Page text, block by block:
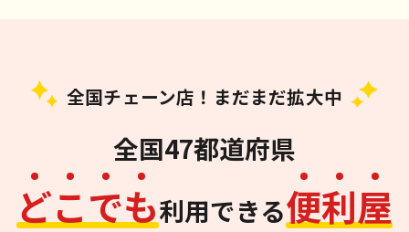
全国チェーン店！まだまだ拡大中
全国47都道府県
どこでも利用できる便利屋